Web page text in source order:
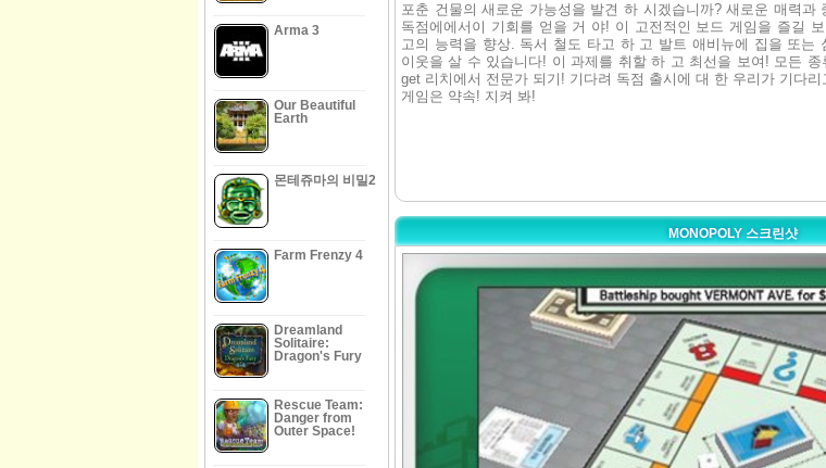
Arma 3
Our Beautiful
Earth
몬테쥬마의 비밀2
Farm Frenzy 4
Dreamland
Solitaire:
Dragon's Fury
Rescue Team:
Danger from
Outer Space!
포춘 건물의 새로운 가능성을 발견 하 시겠습니까? 새로운 매력과
독점에에서이 기회를 얻을 거 야! 이 고전적인 보드 게임을 즐길
고의 능력을 향상. 독서 철도 타고 하 고 발트 애비뉴에 집을 또는
이웃을 살 수 있습니다! 이 과제를 취할 하 고 최선을 보여! 모든 종
get 리치에서 전문가 되기! 기다려 독점 출시에 대 한 우리가 기다리
게임은 약속! 지켜 봐!
MONOPOLY 스크린샷